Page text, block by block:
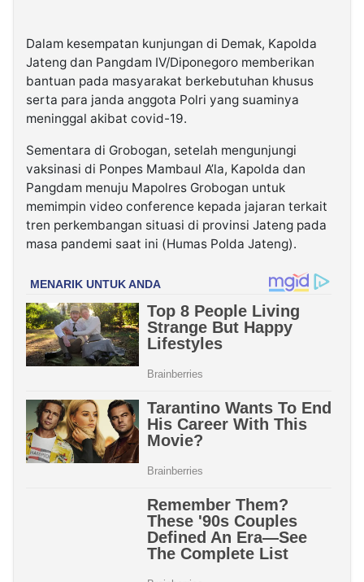
Dalam kesempatan kunjungan di Demak, Kapolda
Jateng dan Pangdam IV/Diponegoro memberikan
bantuan pada masyarakat berkebutuhan khusus
serta para janda anggota Polri yang suaminya
meninggal akibat covid-19.
Sementara di Grobogan, setelah mengunjungi
vaksinasi di Ponpes Mambaul A’la, Kapolda dan
Pangdam menuju Mapolres Grobogan untuk
memimpin video conference kepada jajaran terkait
tren perkembangan situasi di provinsi Jateng pada
masa pandemi saat ini (Humas Polda Jateng).